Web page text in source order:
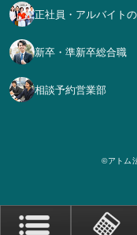
正社員・アルバイト
新卒・準新卒総合職
相談予約営業部
©アトム